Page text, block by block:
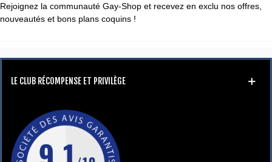
Rejoignez la communauté Gay-Shop et recevez en exclu nos offres,
nouveautés et bons plans coquins !
LE CLUB RÉCOMPENSE ET PRIVILÈGE